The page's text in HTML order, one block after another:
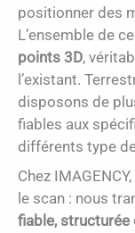
positionner des
L’ensemble de
points 3D,
l’existant.
disposons de
fiables aux
différents type
Chez
le scan : nous
fiable,